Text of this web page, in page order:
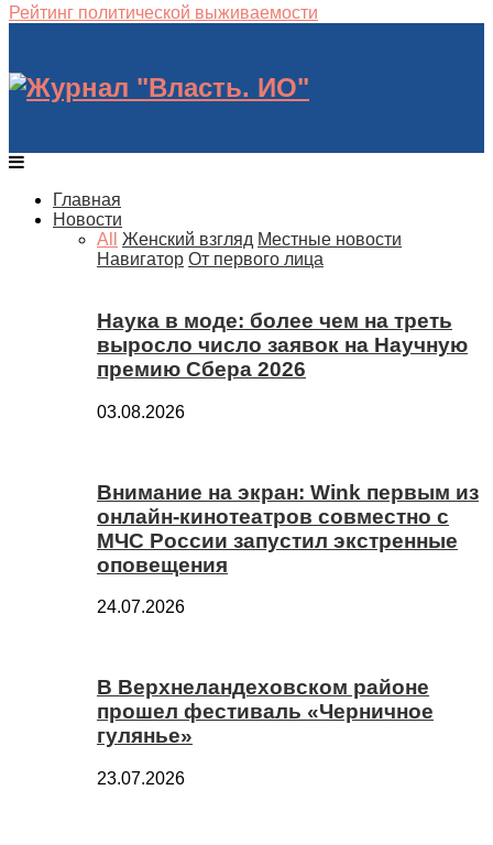
Рейтинг политической выживаемости
Главная
Новости
All
Женский взгляд Местные новости
Навигатор От первого лица
Наука в моде: более чем на треть
выросло число заявок на Научную
премию Сбера 2026
03.08.2026
Внимание на экран: Wink первым из
онлайн-кинотеатров совместно с
МЧС России запустил экстренные
оповещения
24.07.2026
В Верхнеландеховском районе
прошел фестиваль «Черничное
гулянье»
23.07.2026